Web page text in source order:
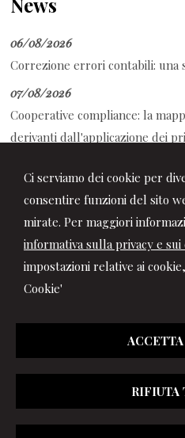
Ci serviamo dei cookie per
consentire funzioni del sito
mirate. Per maggiori
informativa sulla privacy e sui
impostazioni relative ai
Cookie'
RIFIUTA
06/08/2026
Correzione errori contabili: una
07/08/2026
Cooperative compliance: la
derivanti dall'applicazione dei
Auto aziendale e fringe benefit:
assenze